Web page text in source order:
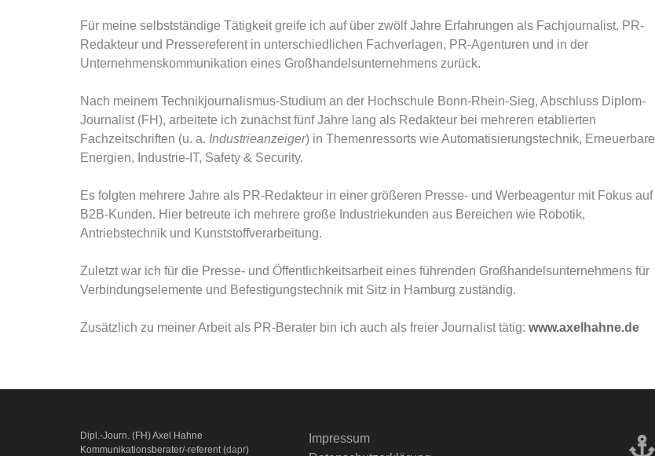
Für meine selbstständige Tätigkeit greife ich auf über zwölf Jahre Erfahrungen als Fachjournalist, PR-
Redakteur und Pressereferent in unterschiedlichen Fachverlagen, PR-Agenturen und in der
Unternehmenskommunikation eines Großhandelsunternehmens zurück.
Nach meinem Technikjournalismus-Studium an der Hochschule Bonn-Rhein-Sieg, Abschluss Diplom-
Journalist (FH), arbeitete ich zunächst fünf Jahre lang als Redakteur bei mehreren etablierten
Fachzeitschriften (u. a. Industrieanzeiger) in Themenressorts wie Automatisierungstechnik, Erneuerbare
Energien, Industrie-IT, Safety & Security.
Es folgten mehrere Jahre als PR-Redakteur in einer größeren Presse- und Werbeagentur mit Fokus auf
B2B-Kunden. Hier betreute ich mehrere große Industriekunden aus Bereichen wie Robotik,
Antriebstechnik und Kunststoffverarbeitung.
Zuletzt war ich für die Presse- und Öffentlichkeitsarbeit eines führenden Großhandelsunternehmens für
Verbindungselemente und Befestigungstechnik mit Sitz in Hamburg zuständig.
Zusätzlich zu meiner Arbeit als PR-Berater bin ich auch als freier Journalist tätig: www.axelhahne.de
Dipl.-Journ. (FH) Axel Hahne
Kommunikationsberater/-referent (dapr)
Impressum